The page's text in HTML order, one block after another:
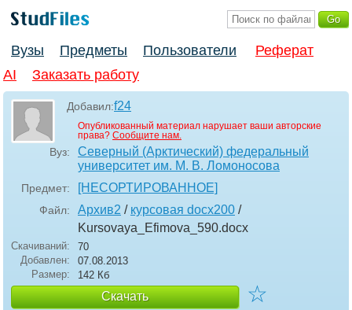
Вузы Предметы Пользователи
Реферат
AI
Заказать работу
Добавил:f24
Опубликованный материал нарушает ваши авторские
права? Сообщите нам.
Вуз:
Северный (Арктический) федеральный
университет им. М. В. Ломоносова
Предмет: [НЕСОРТИРОВАННОЕ]
Файл: Архив2 / курсовая docx200 /
Kursovaya_Efimova_590.docx
Скачиваний:
70
Добавлен:
07.08.2013
Размер:
142 Кб
Скачать ☆